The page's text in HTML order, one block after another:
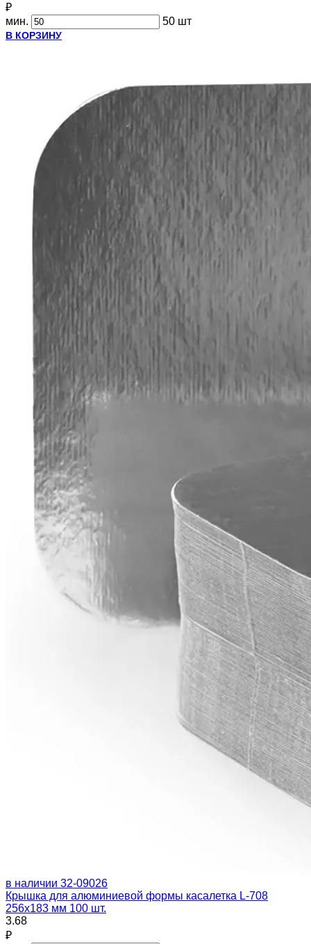
₽
мин.
50 шт
В КОРЗИНУ
в наличии 32-09026
Крышка для алюминиевой формы касалетка L-708
256х183 мм 100 шт.
3.68
₽